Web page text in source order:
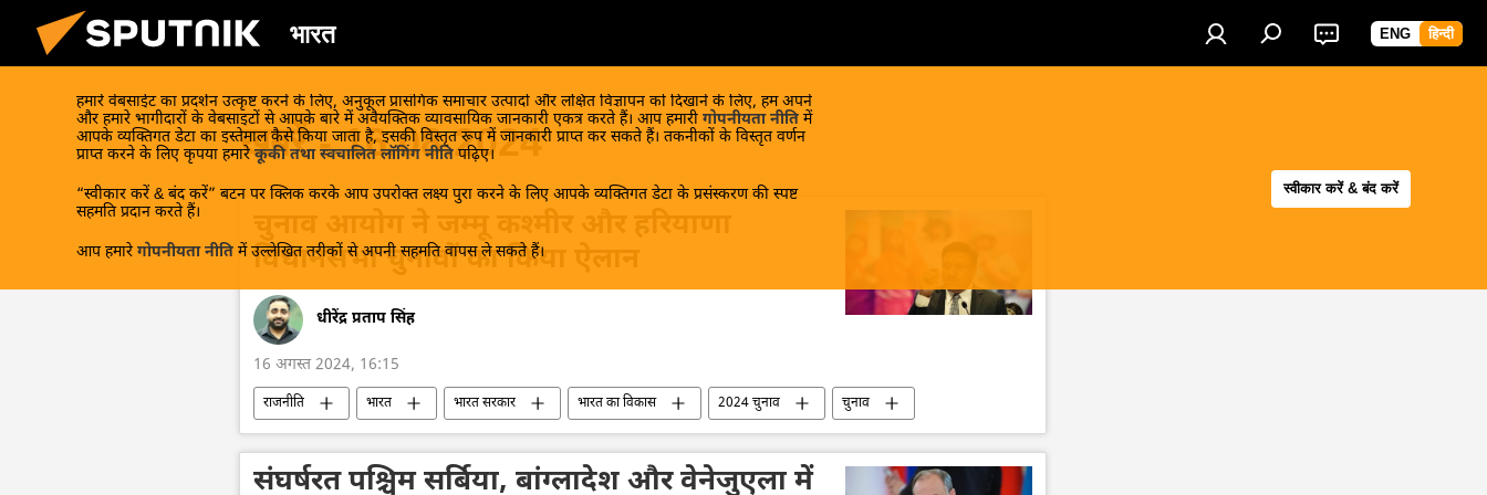
भारत ENG हिन्दी
हमारे वेबसाईट का प्रदर्शन उत्कृष्ट करने के लिए, अनुकूल प्रासंगिक समाचार उत्पादों और लक्षित विज्ञापन को दिखाने के लिए, हम अपने
और हमारे भागीदारों के वेबसाइटों से आपके बारे में अवैयक्तिक व्यावसायिक जानकारी एकत्र करते हैं। आप हमारी गोपनीयता नीति में
आपके व्यक्तिगत डेटा का इस्तेमाल कैसे किया जाता है, इसकी विस्तृत रूप में जानकारी प्राप्त कर सकते हैं। तकनीकों के विस्तृत वर्णन
प्राप्त करने के लिए कृपया हमारे कूकी तथा स्वचालित लॉगिंग नीति पढ़िए।
“स्वीकार करें & बंद करें” बटन पर क्लिक करके आप उपरोक्त लक्ष्य पुरा करने के लिए आपके व्यक्तिगत डेटा के प्रसंस्करण की स्पष्ट
सहमति प्रदान करते हैं।
आप हमारे गोपनीयता नीति में उल्लेखित तरीकों से अपनी सहमति वापस ले सकते हैं।
स्वीकार करें & बंद करें
खबरें - 16.08.2024
विधानसभा चुनावों का किया ऐलान
धीरेंद्र प्रताप सिंह
16 अगस्त 2024, 16:15
राजनीति भारत भारत सरकार भारत का विकास 2024 चुनाव
चुनाव
जम्मू और कश्मीर
हरियाणा भारतीय संविधान सुप्रीम कोर्ट
संघर्षरत पश्चिम सर्बिया, बांग्लादेश और वेनेजुएला में